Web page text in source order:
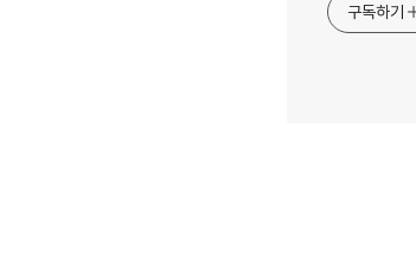
구독하기